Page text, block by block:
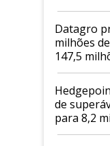
biodiesel
Datagro
milhões
147,5
2026/27
de
para 8,2